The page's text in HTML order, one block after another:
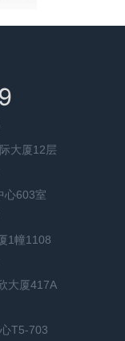
大厦12层
心603室
1幢1108
大厦417A
T5-703